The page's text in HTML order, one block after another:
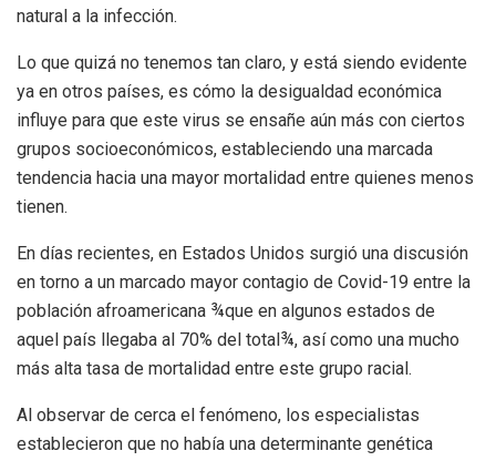
natural a la infección.
Lo que quizá no tenemos tan claro, y está siendo evidente
ya en otros países, es cómo la desigualdad económica
influye para que este virus se ensañe aún más con ciertos
grupos socioeconómicos, estableciendo una marcada
tendencia hacia una mayor mortalidad entre quienes menos
tienen.
En días recientes, en Estados Unidos surgió una discusión
en torno a un marcado mayor contagio de Covid-19 entre la
población afroamericana ¾que en algunos estados de
aquel país llegaba al 70% del total¾, así como una mucho
más alta tasa de mortalidad entre este grupo racial.
Al observar de cerca el fenómeno, los especialistas
establecieron que no había una determinante genética